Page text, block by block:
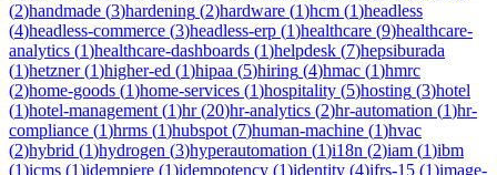
(2)handmade (3)hardening (2)hardware (1)hcm (1)headless
(4)headless-commerce (3)headless-erp (1)healthcare (9)healthcare-
analytics (1)healthcare-dashboards (1)helpdesk (7)hepsiburada
(1)hetzner(1)higher-ed (1)hipaa (5)hiring (4)hmac (1)hmrc
(2)home-goods (1)home-services (1)hospitality (5)hosting (3)hotel
(1)hotel-management (1)hr(20)hr-analytics (2)hr-automation (1)hr-
compliance (1)hrms (1)hubspot (7)human-machine (1)hvac
(2)hybrid (1)hydrogen (3)hyperautomation (1)i18n (2)iam (1)ibm
(1)icms (1)idempiere (1)idempotency (1)identity (4)ifrs-15 (1)image-